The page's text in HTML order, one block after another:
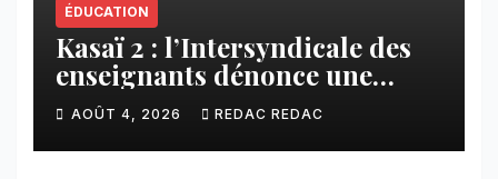
ÉDUCATION
Kasaï 2 : l’Intersyndicale des
enseignants dénonce une
contribution financière
imposée aux écoles de la
CNCA
AOÛT 4, 2026 REDAC REDAC